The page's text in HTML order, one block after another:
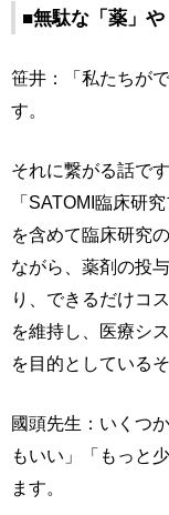
■無駄な「薬」
笹井：「私たちが
す。
それに繋がる話で
「SATOMI臨床研
を含めて臨床研究
ながら、薬剤の投
り、できるだけコ
を維持し、医療シ
を目的としている
國頭先生：いくつ
もいい」「もっと
ます。